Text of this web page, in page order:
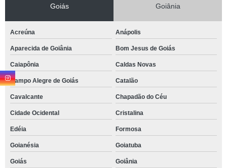
Goiás Goiânia
Acreúna Anápolis
Aparecida de Goiânia Bom Jesus de Goiás
Caiapônia Caldas Novas
Campo Alegre de Goiás Catalão
Cavalcante Chapadão do Céu
Cidade Ocidental Cristalina
Edéia Formosa
Goianésia Goiatuba
Goiás Goiânia